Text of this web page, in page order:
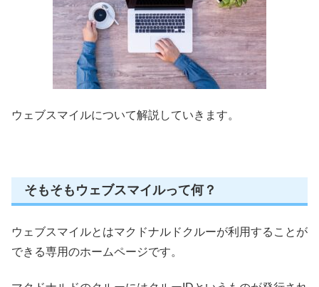
ウェブスマイルについて解説していきます。
そもそもウェブスマイルって何？
ウェブスマイルとはマクドナルドクルーが利用することが
できる専用のホームページです。